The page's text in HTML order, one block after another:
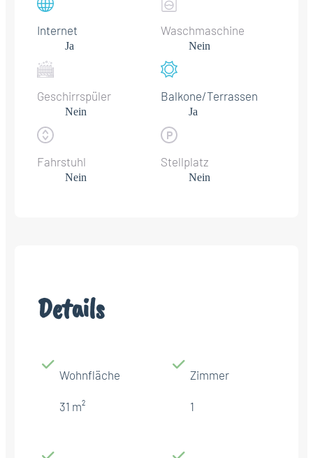
Internet
Ja
Waschmaschine
Nein
Geschirrspüler
Nein
Balkone/Terrassen
Ja
Fahrstuhl
Nein
Stellplatz
Nein
Details
Wohnfläche
31 m²
Zimmer
1